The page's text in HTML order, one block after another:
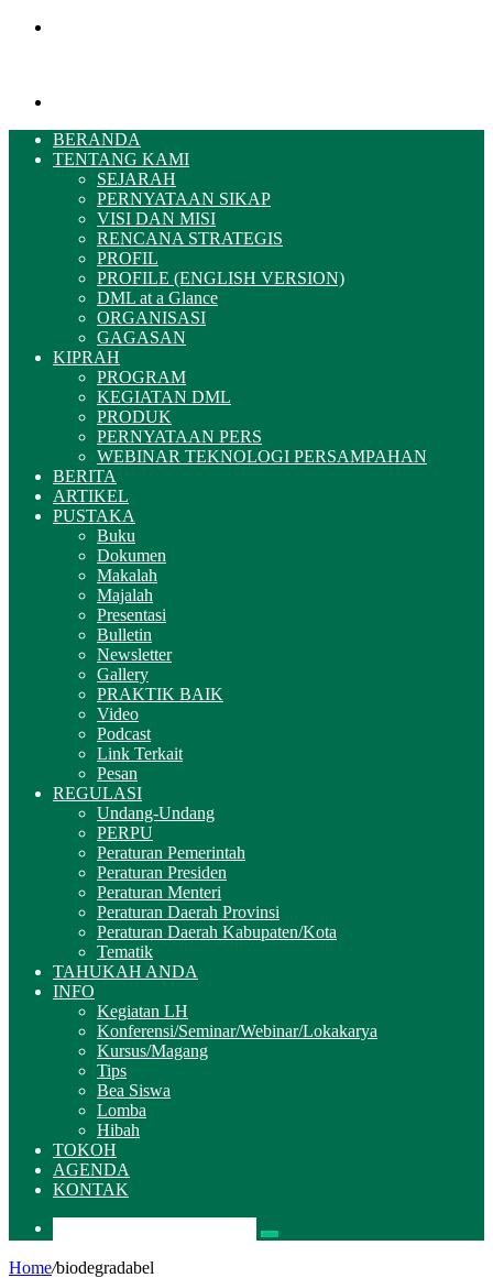
BERANDA
TENTANG KAMI
SEJARAH
PERNYATAAN SIKAP
VISI DAN MISI
RENCANA STRATEGIS
PROFIL
PROFILE (ENGLISH VERSION)
DML at a Glance
ORGANISASI
GAGASAN
KIPRAH
PROGRAM
KEGIATAN DML
PRODUK
PERNYATAAN PERS
WEBINAR TEKNOLOGI PERSAMPAHAN
BERITA
ARTIKEL
PUSTAKA
Buku
Dokumen
Makalah
Majalah
Presentasi
Bulletin
Newsletter
Gallery
PRAKTIK BAIK
Video
Podcast
Link Terkait
Pesan
REGULASI
Undang-Undang
PERPU
Peraturan Pemerintah
Peraturan Presiden
Peraturan Menteri
Peraturan Daerah Provinsi
Peraturan Daerah Kabupaten/Kota
Tematik
TAHUKAH ANDA
INFO
Kegiatan LH
Konferensi/Seminar/Webinar/Lokakarya
Kursus/Magang
Tips
Bea Siswa
Lomba
Hibah
TOKOH
AGENDA
KONTAK
Pencarian
Home/biodegradabel